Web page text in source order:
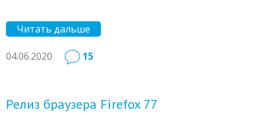
Читать дальше
04.06.2020 15
Релиз браузера Firefox 77